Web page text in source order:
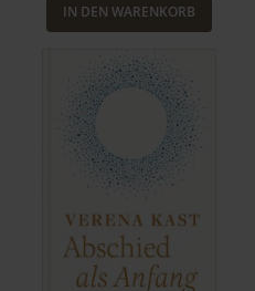
IN DEN WARENKORB